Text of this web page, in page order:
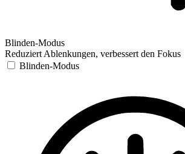
Blinden-Modus
Reduziert Ablenkungen, verbessert den Fokus
Blinden-Modus